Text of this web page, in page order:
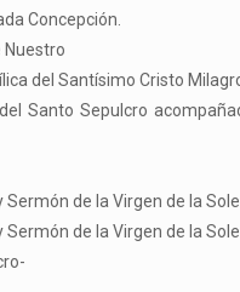
Concepción.
Nuestro
del Santísimo Cristo
Santo Sepulcro
de la Virgen de la
Sermón de la Virgen de la